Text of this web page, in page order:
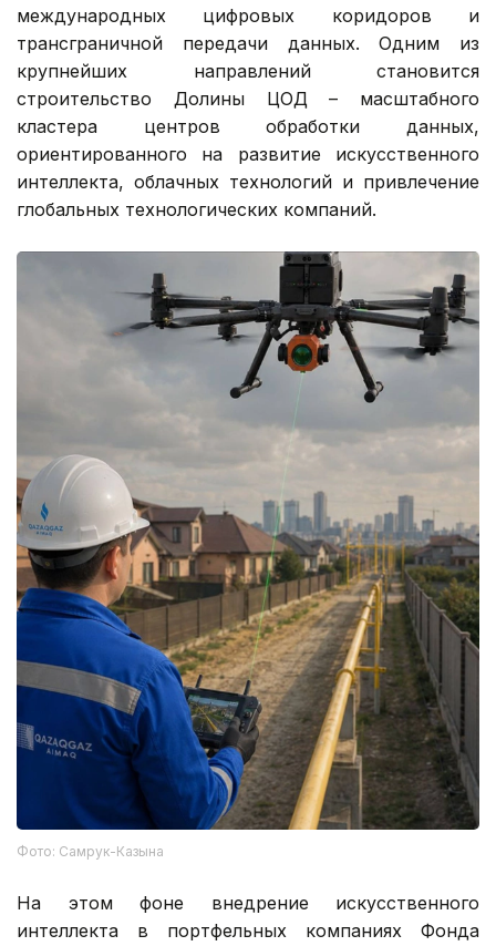
международных цифровых коридоров и
трансграничной передачи данных. Одним из
крупнейших направлений становится
строительство Долины ЦОД – масштабного
кластера центров обработки данных,
ориентированного на развитие искусственного
интеллекта, облачных технологий и привлечение
глобальных технологических компаний.
Фото: Самрук-Казына
На этом фоне внедрение искусственного
интеллекта в портфельных компаниях Фонда